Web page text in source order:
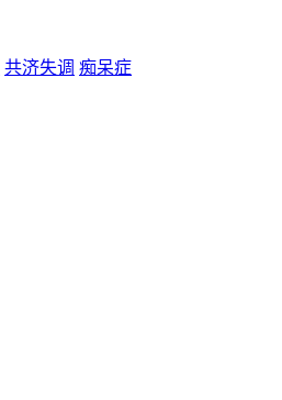
共济失调 痴呆症